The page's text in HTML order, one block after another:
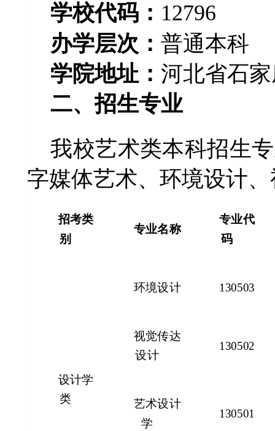
学校代码： 12796
办学层次：普通本科
学院地址：河北省石
二、招生专业
我校艺术类本科招生
字媒体艺术、环境设计
招考类
别
专业名称
专业代
码
设计学
类
环境设计 130503
视觉传达
设计
130502
艺术设计
学
130501